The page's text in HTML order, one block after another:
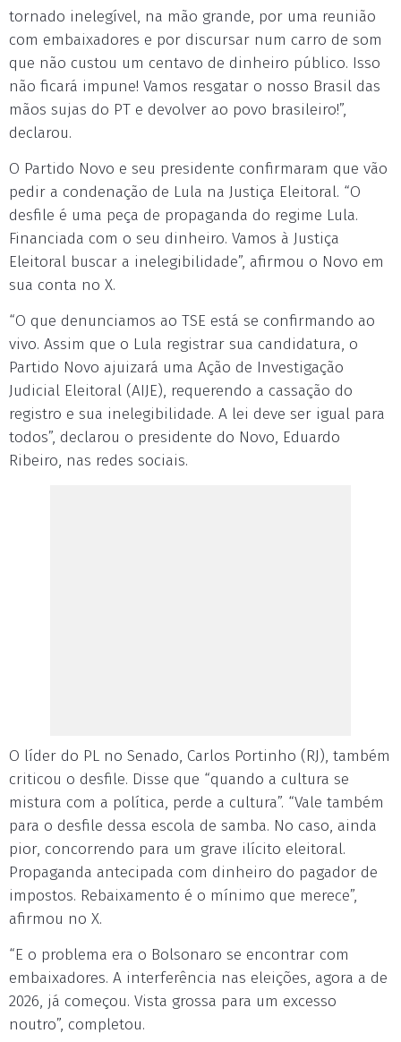
tornado inelegível, na mão grande, por uma reunião
com embaixadores e por discursar num carro de som
que não custou um centavo de dinheiro público. Isso
não ficará impune! Vamos resgatar o nosso Brasil das
mãos sujas do PT e devolver ao povo brasileiro!”,
declarou.
O Partido Novo e seu presidente confirmaram que vão
pedir a condenação de Lula na Justiça Eleitoral. “O
desfile é uma peça de propaganda do regime Lula.
Financiada com o seu dinheiro. Vamos à Justiça
Eleitoral buscar a inelegibilidade”, afirmou o Novo em
sua conta no X.
“O que denunciamos ao TSE está se confirmando ao
vivo. Assim que o Lula registrar sua candidatura, o
Partido Novo ajuizará uma Ação de Investigação
Judicial Eleitoral (AIJE), requerendo a cassação do
registro e sua inelegibilidade. A lei deve ser igual para
todos”, declarou o presidente do Novo, Eduardo
Ribeiro, nas redes sociais.
O líder do PL no Senado, Carlos Portinho (RJ), também
criticou o desfile. Disse que “quando a cultura se
mistura com a política, perde a cultura”. “Vale também
para o desfile dessa escola de samba. No caso, ainda
pior, concorrendo para um grave ilícito eleitoral.
Propaganda antecipada com dinheiro do pagador de
impostos. Rebaixamento é o mínimo que merece”,
afirmou no X.
“E o problema era o Bolsonaro se encontrar com
embaixadores. A interferência nas eleições, agora a de
2026, já começou. Vista grossa para um excesso
noutro”, completou.